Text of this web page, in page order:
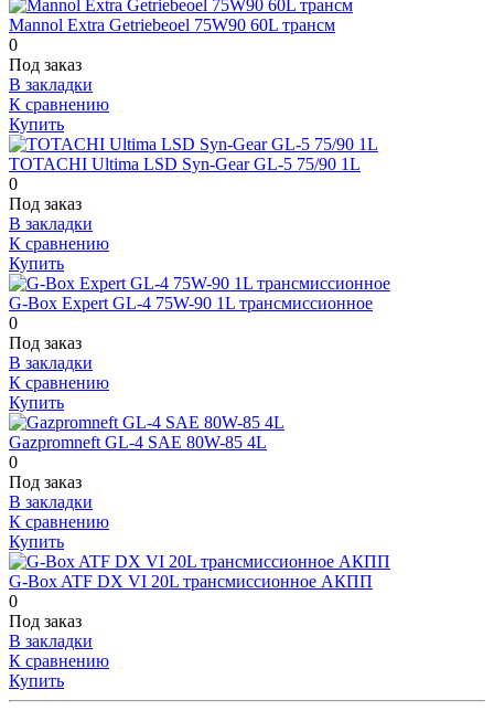
Mannol Extra Getriebeoel 75W90 60L трансм
0
Под заказ
В закладки
К сравнению
Купить
TOTACHI Ultima LSD Syn-Gear GL-5 75/90 1L
0
Под заказ
В закладки
К сравнению
Купить
G-Box Expert GL-4 75W-90 1L трансмиссионное
0
Под заказ
В закладки
К сравнению
Купить
Gazpromneft GL-4 SAE 80W-85 4L
0
Под заказ
В закладки
К сравнению
Купить
G-Box ATF DX VI 20L трансмиссионное АКПП
0
Под заказ
В закладки
К сравнению
Купить